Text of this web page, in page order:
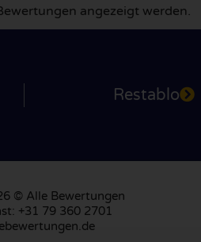
angezeigt werden.
Restablo
© Alle Bewertungen
+31 79 360 2701